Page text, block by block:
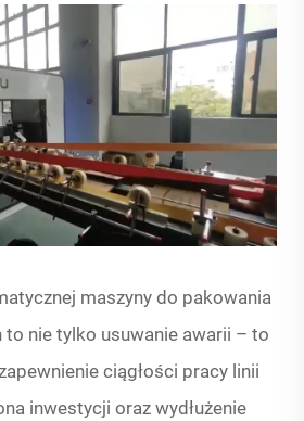
maszyny do pakowania
to nie tylko usuwanie awarii – to
ciągłości pracy linii
inwestycji oraz wydłużenie